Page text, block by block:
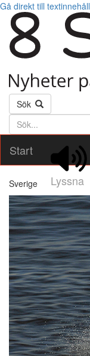
Gå direkt till textinnehåll
Sök
Söktext
Start
Lyssna
Sverige